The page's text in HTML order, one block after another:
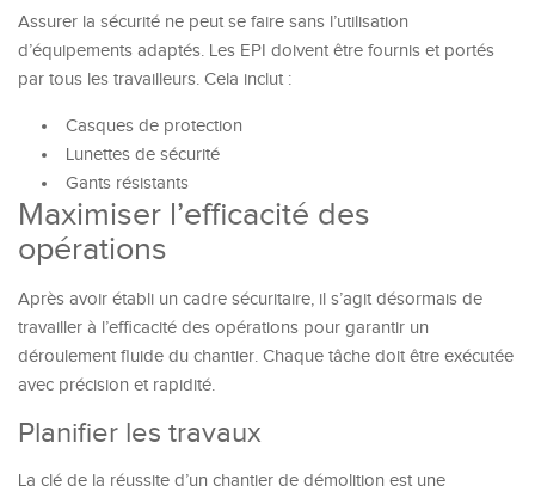
Assurer la sécurité ne peut se faire sans l’utilisation
d’équipements adaptés. Les EPI doivent être fournis et portés
par tous les travailleurs. Cela inclut :
Casques de protection
Lunettes de sécurité
Gants résistants
Maximiser l’efficacité des
opérations
Après avoir établi un cadre sécuritaire, il s’agit désormais de
travailler à l’efficacité des opérations pour garantir un
déroulement fluide du chantier. Chaque tâche doit être exécutée
avec précision et rapidité.
Planifier les travaux
La clé de la réussite d’un chantier de démolition est une